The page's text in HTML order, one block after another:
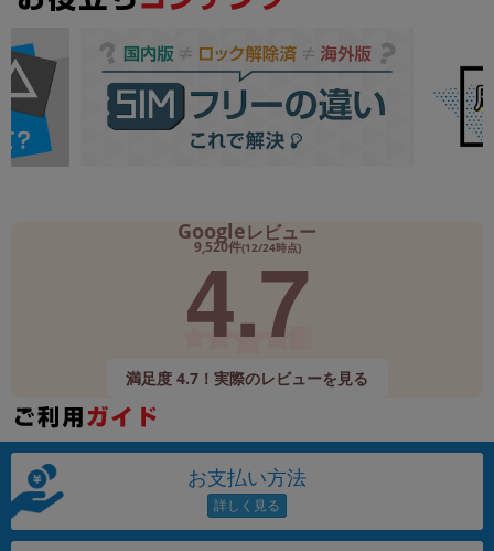
Googleレビュー
9,520件(12/24時点)
4.7
満足度 4.7！実際のレビューを見る
お支払い方法